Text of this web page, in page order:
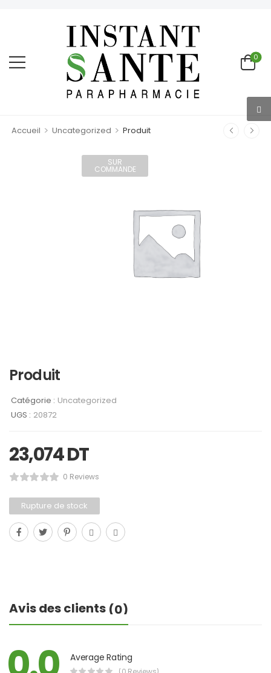
0
Accueil > Uncategorized > Produit
SUR
COMMANDE
Produit
Catégorie : Uncategorized
UGS : 20872
23,074DT
0 Reviews
Rupture de stock
Avis des clients (0)
Average Rating